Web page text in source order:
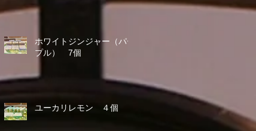
ホワイトジンジャー（パー
プル） 7個
ユーカリレモン ４個